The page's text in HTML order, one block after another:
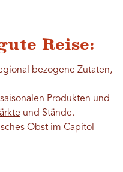
Reise:
bezogene Zutaten,
Produkten und
und Stände.
Obst im Capitol